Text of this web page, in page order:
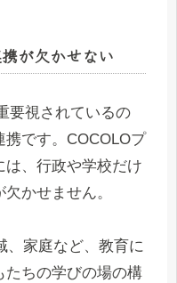
が欠かせない
要視されているの
です。COCOLOプ
は、行政や学校だけ
かせません。
、家庭など、教育に
たちの学びの場の構